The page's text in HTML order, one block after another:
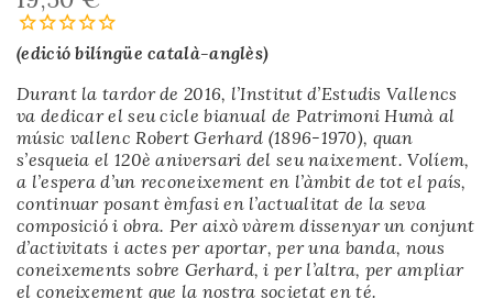
(edició bilíngüe català-anglès)
Durant la tardor de 2016, l’Institut d’Estudis Vallencs
va dedicar el seu cicle bianual de Patrimoni Humà al
músic vallenc Robert Gerhard (1896-1970), quan
s’esqueia el 120è aniversari del seu naixement. Volíem,
a l’espera d’un reconeixement en l’àmbit de tot el país,
continuar posant èmfasi en l’actualitat de la seva
composició i obra. Per això vàrem dissenyar un conjunt
d’activitats i actes per aportar, per una banda, nous
coneixements sobre Gerhard, i per l’altra, per ampliar
el coneixement que la nostra societat en té.